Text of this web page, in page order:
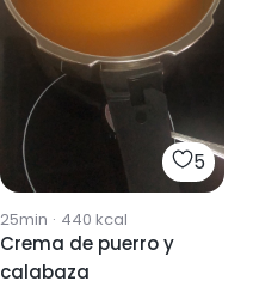
5
25min · 440 kcal
Crema de puerro y
calabaza